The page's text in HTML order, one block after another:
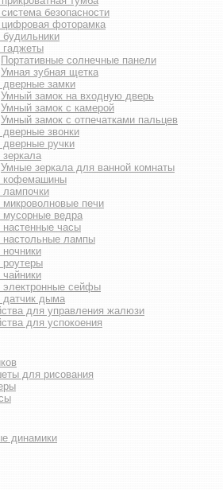
безопасности
фоторамка
Портативные солнечные панели
Умная зубная щетка
замки
Умный замок на входную дверь
Умный замок с камерой
Умный замок с отпечатками пальцев
звонки
ручки
Умные зеркала для ванной комнаты
кофемашины
печи
ведра
часы
лампы
сейфы
дыма
для управления жалюзи
для успокоения
для рисования
динамики